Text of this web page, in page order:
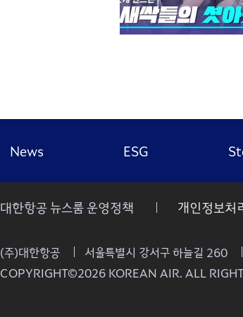
News ESG
대한항공 뉴스룸 운영정책 개인정보처
(주)대한항공 서울특별시 강서구 하늘길 260
COPYRIGHT©2026 KOREAN AIR. ALL